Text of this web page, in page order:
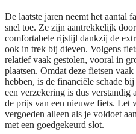
De laatste jaren neemt het aantal
snel toe. Ze zijn aantrekkelijk
comfortabele rijstijl dankzij de
ook in trek bij dieven. Volgens
relatief vaak gestolen, vooral in
plaatsen. Omdat deze fietsen
hebben, is de financiële schade
een verzekering is dus
de prijs van een nieuwe fiets. Let
vergoeden alleen als je voldoet
met een goedgekeurd slot.